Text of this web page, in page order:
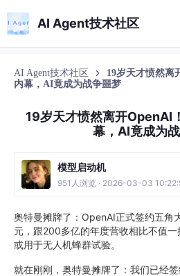
AI Agent技术社区
AI Agent技术社区
19岁天才愤然离
内幕，AI竟成为战争噩梦
19岁天才愤然离开OpenAI
幕，AI竟成为
模型启动机
951人浏览 · 2026-03-03
奥特曼摊牌了：OpenAI正式签约五角
元，跟200多亿的年度营收相比不值
或用于无人机蜂群试验。
就在刚刚，奥特曼摊牌了：我们已经